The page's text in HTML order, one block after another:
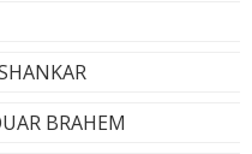
BRAHEM